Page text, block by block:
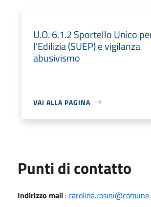
U.O. 6.1.2 Sportello Unico
l'Edilizia (SUEP) e vigilanza
abusivismo
VAI ALLA PAGINA
Punti di contatto
Indirizzo mail :